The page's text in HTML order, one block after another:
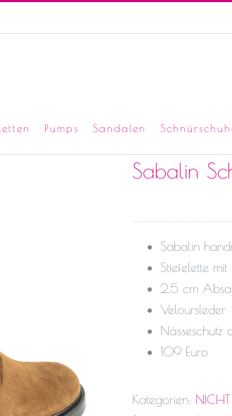
Pumps Sandalen
Sabalin
Sabalin
Stiefelette
2,5 cm
Veloursleder
Nässeschutz
109 Euro
Kategorien: